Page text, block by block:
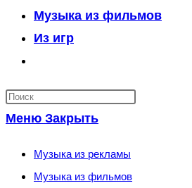
Музыка из фильмов
Из игр
по
веб-
сайту
Меню Закрыть
Музыка из рекламы
Музыка из фильмов